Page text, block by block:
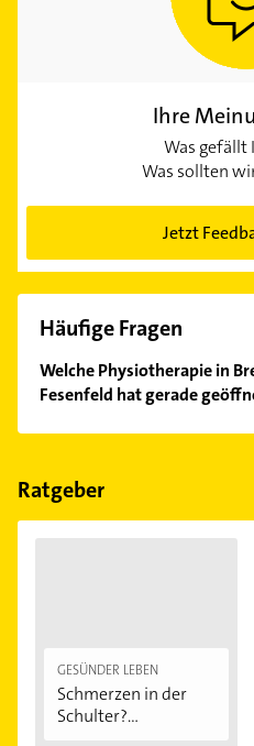
Ihre
Was gefällt
Was sollten
Jetzt
Häufige Fragen
Welche Physiotherapie in
Fesenfeld hat gerade
Im Anbieter-Bereich finden
Feiertagen abweichen
Ratgeber
GESÜNDER LEBEN
Schmerzen in der
Schulter?